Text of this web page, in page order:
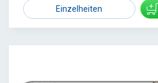
Einzelheiten